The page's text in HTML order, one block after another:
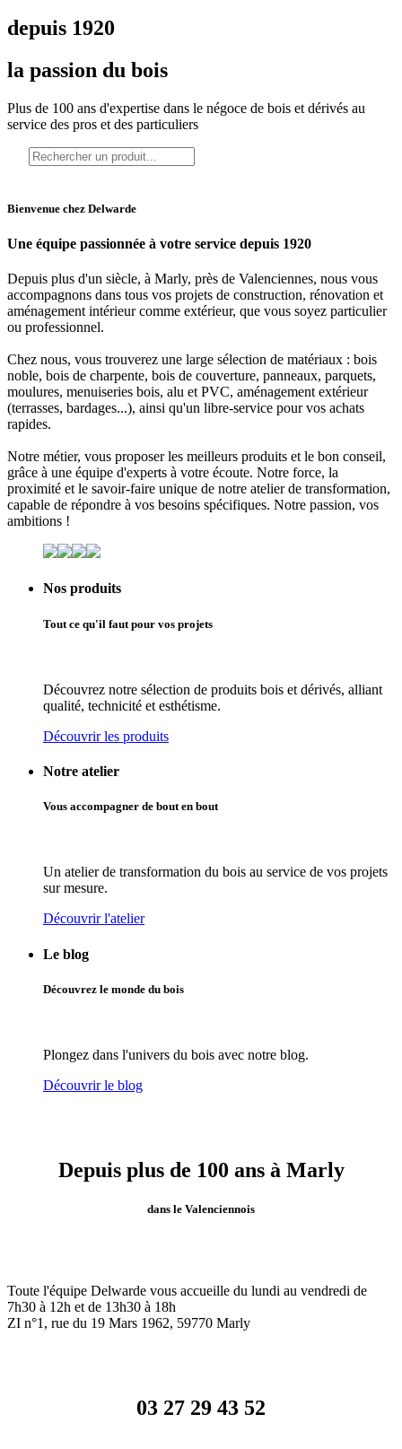
depuis 1920
la passion du bois
Plus de 100 ans d'expertise dans le négoce de bois et dérivés au
service des pros et des particuliers
Bienvenue chez Delwarde
Une équipe passionnée à votre service depuis 1920
Depuis plus d'un siècle, à Marly, près de Valenciennes, nous vous
accompagnons dans tous vos projets de construction, rénovation et
aménagement intérieur comme extérieur, que vous soyez particulier
ou professionnel.
Chez nous, vous trouverez une large sélection de matériaux : bois
noble, bois de charpente, bois de couverture, panneaux, parquets,
moulures, menuiseries bois, alu et PVC, aménagement extérieur
(terrasses, bardages...), ainsi qu'un libre-service pour vos achats
rapides.
Notre métier, vous proposer les meilleurs produits et le bon conseil,
grâce à une équipe d'experts à votre écoute. Notre force, la
proximité et le savoir-faire unique de notre atelier de transformation,
capable de répondre à vos besoins spécifiques. Notre passion, vos
ambitions !
Nos produits
Tout ce qu'il faut pour vos projets
Découvrez notre sélection de produits bois et dérivés, alliant
qualité, technicité et esthétisme.
Découvrir les produits
Notre atelier
Vous accompagner de bout en bout
Un atelier de transformation du bois au service de vos projets
sur mesure.
Découvrir l'atelier
Le blog
Découvrez le monde du bois
Plongez dans l'univers du bois avec notre blog.
Découvrir le blog
Depuis plus de 100 ans à Marly
dans le Valenciennois
Toute l'équipe Delwarde vous accueille du lundi au vendredi de
7h30 à 12h et de 13h30 à 18h
ZI n°1, rue du 19 Mars 1962, 59770 Marly
03 27 29 43 52